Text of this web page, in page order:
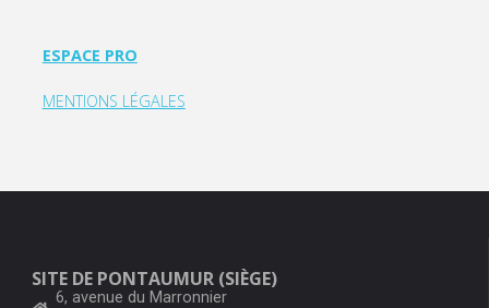
ESPACE PRO
MENTIONS LÉGALES
SITE DE PONTAUMUR (SIÈGE)
6, avenue du Marronnier